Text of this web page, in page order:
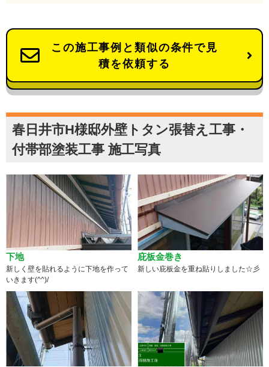
この施工事例と類似の条件で見
積を依頼する
春日井市H様邸外壁トタン張替え工事・
付帯部塗装工事 施工写真
下地
新しく壁を貼れるように下地を作って
いきます(^^)/
庇板金巻き
新しい庇板金を重ね貼りしました☆彡